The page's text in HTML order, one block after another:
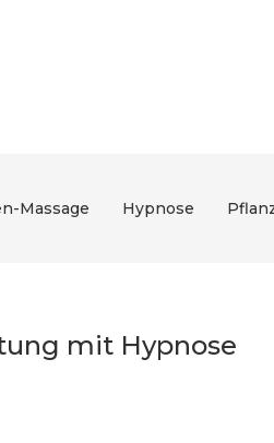
Massage Hypnose
mit Hypnose